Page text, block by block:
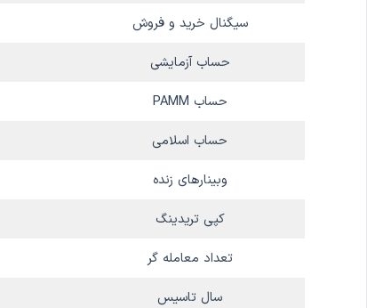
سیگنال خرید و فروش
حساب آزمایشی
حساب PAMM
حساب اسلامی
وبینارهای زنده
کپی تریدینگ
تعداد معامله گر
سال تاسیس